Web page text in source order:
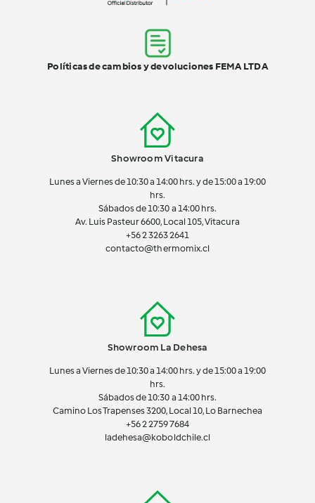
Showroom Vitacura
Lunes a Viernes de 10:30 a 14:00 hrs. y de 15:00 a 19:00
hrs.
Sábados de 10:30 a 14:00 hrs.
Av. Luis Pasteur 6600, Local 105, Vitacura
+56 2 3263 2641
contacto@thermomix.cl
Showroom La Dehesa
Lunes a Viernes de 10:30 a 14:00 hrs. y de 15:00 a 19:00
hrs.
Sábados de 10:30 a 14:00 hrs.
Camino Los Trapenses 3200, Local 10, Lo Barnechea
+56 22759 7684
ladehesa@koboldchile.cl
Políticas de cambios y devoluciones FEMA LTDA